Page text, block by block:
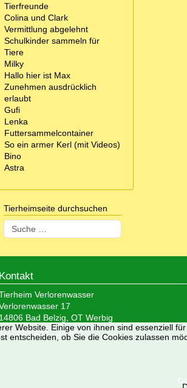
Tierfreunde
Colina und Clark
Vermittlung abgelehnt
Schulkinder sammeln für
Tiere
Milky
Hallo hier ist Max
Zunehmen ausdrücklich
erlaubt
Gufi
Lenka
Futtersammelcontainer
So ein armer Kerl (mit Videos)
Bino
Astra
Tierheimseite durchsuchen
Suchen
Kontakt
Verlorenwasser
17
14806 Bad Belzig, OT Werbig
033 847 - 41 890
Website. Einige von ihnen sind essenziell
entscheiden, ob Sie die Cookies zulassen